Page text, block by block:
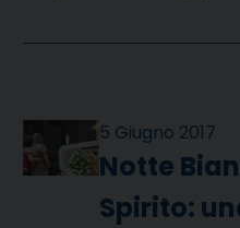
5 Giugno 2017
Notte
Spirito: